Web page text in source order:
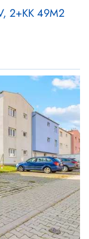
2+KK 49M2